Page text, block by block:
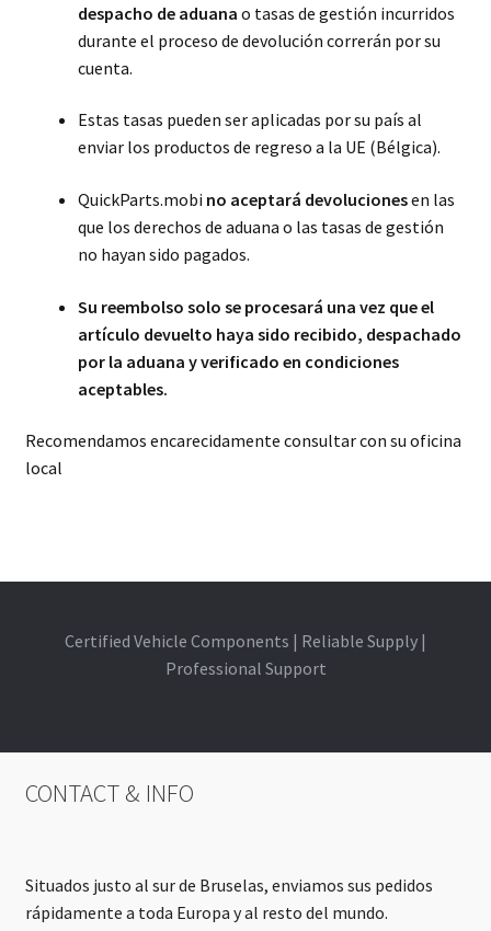
despacho de aduana o tasas de gestión incurridos
durante el proceso de devolución correrán por su
cuenta.
Estas tasas pueden ser aplicadas por su país al
enviar los productos de regreso a la UE (Bélgica).
QuickParts.mobi no aceptará devolucionesen las
que los derechos de aduana o las tasas de gestión
no hayan sido pagados.
Su reembolso solo se procesará una vez que el
artículo devuelto haya sido recibido, despachado
por la aduana y verificado en condiciones
aceptables.
Recomendamos encarecidamente consultar con su oficina
local
Certified Vehicle Components | Reliable Supply |
Professional Support
CONTACT & INFO
Situados justo al sur de Bruselas, enviamos sus pedidos
rápidamente a toda Europa y al resto del mundo.